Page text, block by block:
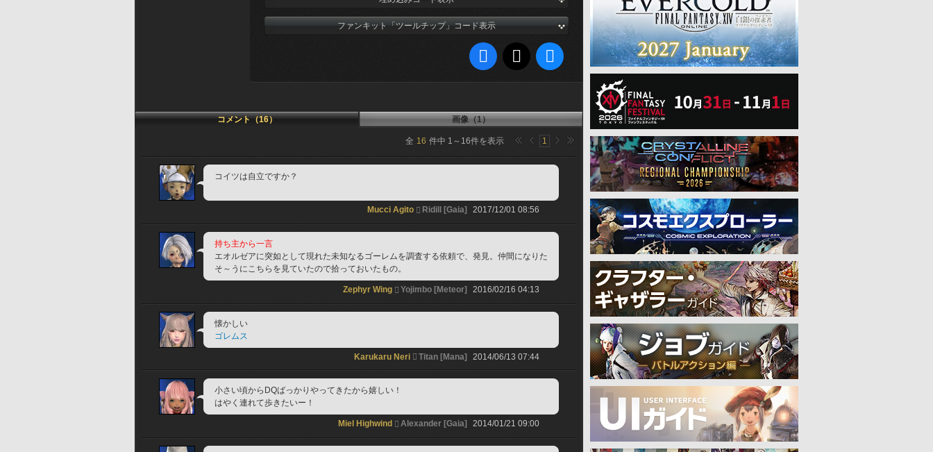
ファンキット「ツールチップ」コード表示
コメント（16） 画像（1）
全 16 件中 1 ～ 16件を表示 1
コイツは自立ですか？
Mucci Agito Ridill [Gaia] 2017/12/01 08:56
持ち主から一言
エオルゼアに突如として現れた未知なるゴーレムを調査する依頼で、発見。仲間になりた
そ～うにこちらを見ていたので拾っておいたもの。
Zephyr Wing Yojimbo [Meteor] 2016/02/16 04:13
懐かしい
ゴレムス
Karukaru Neri Titan [Mana] 2014/06/13 07:44
小さい頃からDQばっかりやってきたから嬉しい！
はやく連れて歩きたいー！
Miel Highwind Alexander [Gaia] 2014/01/21 09:00